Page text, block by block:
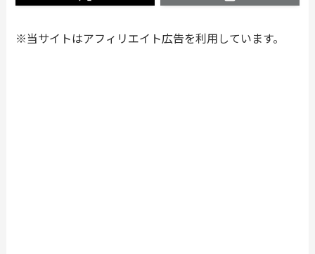
※当サイトはアフィリエイト広告を利用しています。